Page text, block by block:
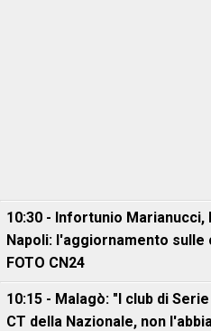
10:30 - Infortunio Marianucci,
Napoli: l'aggiornamento
FOTO CN24
10:15 - Malagò: "I club di
CT della Nazionale, non